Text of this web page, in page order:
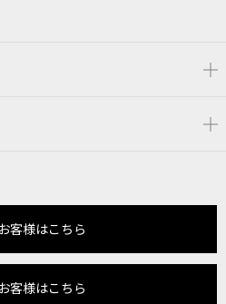
客様はこちら
客様はこちら